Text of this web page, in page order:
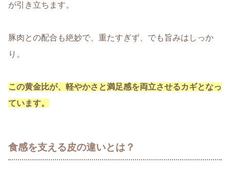
が引き立ちます。
豚肉との配合も絶妙で、重たすぎず、でも旨みはしっか
り。
この黄金比が、軽やかさと満足感を両立させるカギとなっ
ています。
食感を支える皮の違いとは？